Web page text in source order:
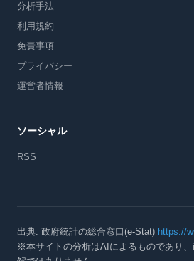
分析手法
利用規約
免責事項
プライバシー
運営者情報
ソーシャル
RSS
出典: 政府統計の総合窓口(e-Stat) https://
※本サイトの分析はAIによるものであり